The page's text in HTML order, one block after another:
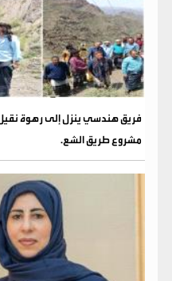
فريق هندسي ينزل إلى رهوة
مشروع طريق الشع.